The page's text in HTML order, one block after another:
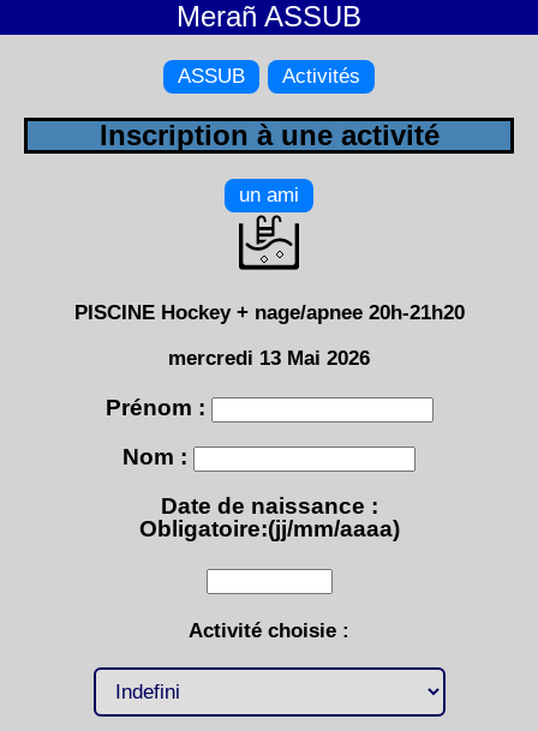
Merañ ASSUB
ASSUB Activités
Inscription à une activité
un ami
PISCINE Hockey + nage/apnee 20h-21h20
mercredi 13 Mai 2026
Prénom :
Nom :
Date de naissance :
Obligatoire:(jj/mm/aaaa)
Activité choisie :